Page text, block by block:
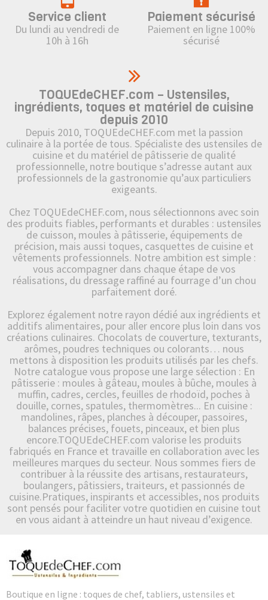
Service client
Du lundi au vendredi de
10h à 16h
Paiement sécurisé
Paiement en ligne 100%
sécurisé
TOQUEdeCHEF.com – Ustensiles,
ingrédients, toques et matériel de cuisine
depuis 2010
Depuis 2010, TOQUEdeCHEF.com met la passion
culinaire à la portée de tous. Spécialiste des ustensiles de
cuisine et du matériel de pâtisserie de qualité
professionnelle, notre boutique s’adresse autant aux
professionnels de la gastronomie qu’aux particuliers
exigeants.
Chez TOQUEdeCHEF.com, nous sélectionnons avec soin
des produits fiables, performants et durables : ustensiles
de cuisson, moules à pâtisserie, équipements de
précision, mais aussi toques, casquettes de cuisine et
vêtements professionnels. Notre ambition est simple :
vous accompagner dans chaque étape de vos
réalisations, du dressage raffiné au fourrage d’un chou
parfaitement doré.
Explorez également notre rayon dédié aux ingrédients et
additifs alimentaires, pour aller encore plus loin dans vos
créations culinaires. Chocolats de couverture, texturants,
arômes, poudres techniques ou colorants… nous
mettons à disposition les produits utilisés par les chefs.
Notre catalogue vous propose une large sélection : En
pâtisserie : moules à gâteau, moules à bûche, moules à
muffin, cadres, cercles, feuilles de rhodoïd, poches à
douille, cornes, spatules, thermomètres... En cuisine :
mandolines, râpes, planches à découper, passoires,
balances précises, fouets, pinceaux, et bien plus
encore.TOQUEdeCHEF.com valorise les produits
fabriqués en France et travaille en collaboration avec les
meilleures marques du secteur. Nous sommes fiers de
contribuer à la réussite des artisans, restaurateurs,
boulangers, pâtissiers, traiteurs, et passionnés de
cuisine.Pratiques, inspirants et accessibles, nos produits
sont pensés pour faciliter votre quotidien en cuisine tout
en vous aidant à atteindre un haut niveau d’exigence.
Boutique en ligne : toques de chef, tabliers, ustensiles et